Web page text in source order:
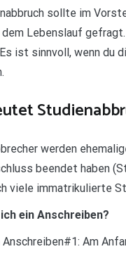
sollte im
Lebenslauf
ist sinnvoll, wenn du
werden
beendet haben
viele immatrikulierte
ein Anschreiben?
Am